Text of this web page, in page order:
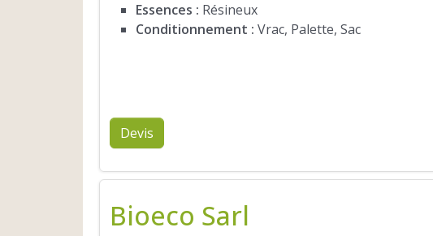
Essences : Résineux
Conditionnement : Vrac, Palette, Sac
Devis
Bioeco Sarl